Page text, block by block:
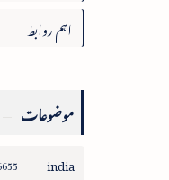
اہم روابط
موضوعات
india